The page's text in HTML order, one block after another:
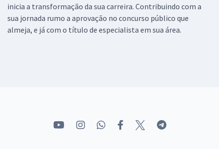
inicia a transformação da sua carreira. Contribuindo com a
sua jornada rumo a aprovação no concurso público que
almeja, e já com o título de especialista em sua área.